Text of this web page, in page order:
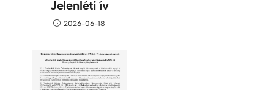
Jelenléti ív
2026-06-18